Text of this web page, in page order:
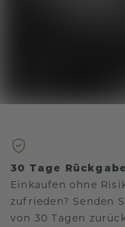
30 Tage
Einkaufen ohne
zufrieden? Senden
von 30 Tagen